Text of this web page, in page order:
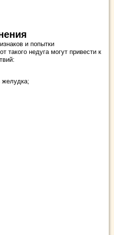
и попытки
такого недуга могут привести к
желудка;